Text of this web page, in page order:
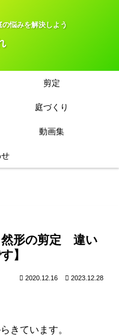
悩みを解決しよう
剪定
庭づくり
動画集
然形の剪定 違い
】
2020.12.16 2023.12.28
きています。